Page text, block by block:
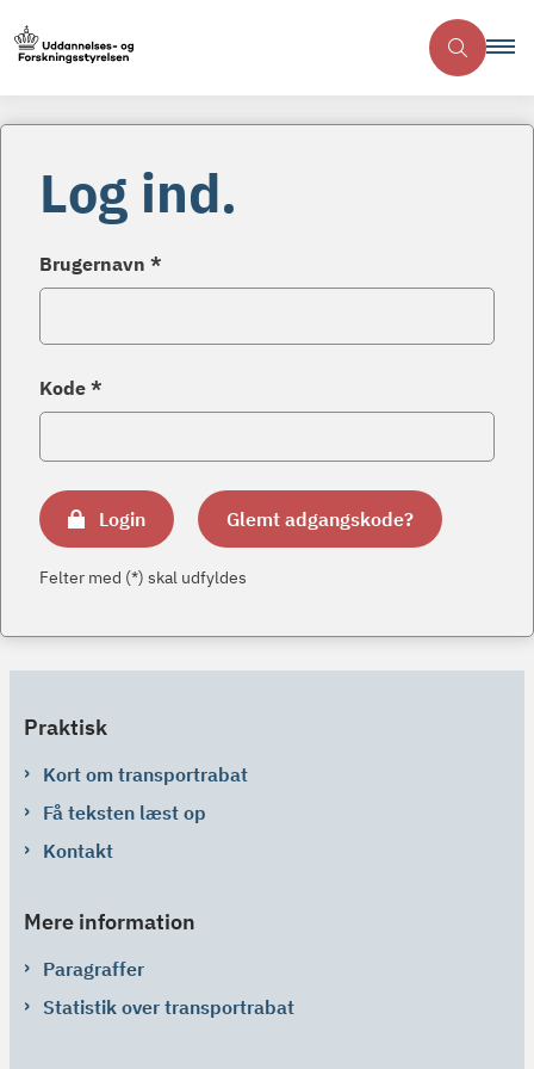
Log ind.
Brugernavn *
Kode *
Login Glemt adgangskode?
Felter med (*) skal udfyldes
Praktisk
Kort om transportrabat
Få teksten læst op
Kontakt
Mere information
Paragraffer
Statistik over transportrabat